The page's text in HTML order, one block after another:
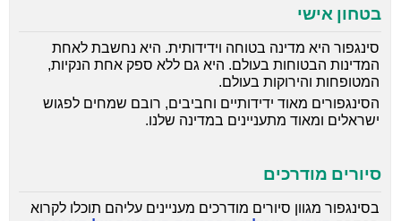
בטחון אישי
סינגפור היא מדינה בטוחה וידידותית. היא נחשבת לאחת
המדינות הבטוחות בעולם. היא גם ללא ספק אחת הנקיות,
המטופחות והירוקות בעולם.
הסינגפורים מאוד ידידותיים וחביבים, רובם שמחים לפגוש
ישראלים ומאוד מתעניינים במדינה שלנו.
סיורים מודרכים
בסינגפור מגוון סיורים מודרכים מעניינים עליהם תוכלו לקרוא